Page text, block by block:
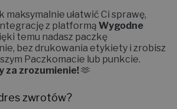
maksymalnie ułatwić Ci sprawę,
z platformą Wygodne
temu nadasz paczkę
bez drukowania etykiety i zrobisz
Paczkomacie lub punkcie.
za zrozumienie!🫶
zwrotów?